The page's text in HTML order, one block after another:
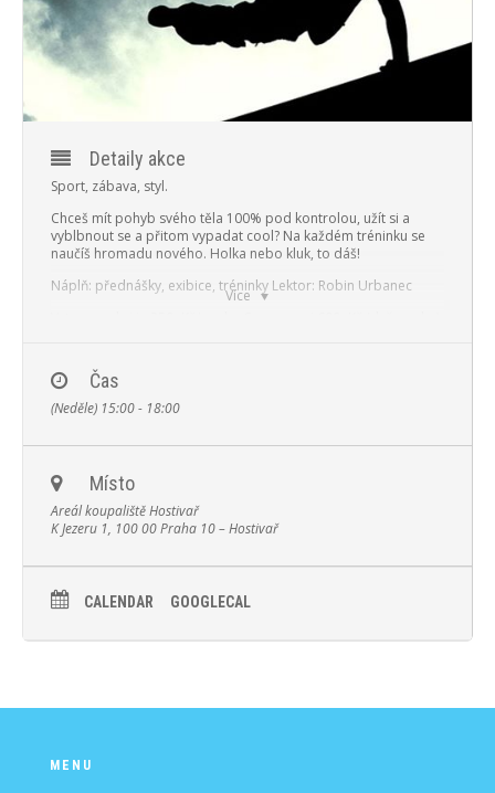
PROGRAM
NOVINKY
WEBKAMERA
Více
Detaily akce
Sport, zábava, styl.
Chceš mít pohyb svého těla 100% pod kontrolou, užít si a
vyblbnout se a přitom vypadat cool? Na každém tréninku se
naučíš hromadu nového. Holka nebo kluk, to dáš!
Náplň: přednášky, exibice, tréninky Lektor: Robin Urbanec
Animační programy: soutěže pro děti, lukostřelba, foukačka,
střelba z kuše, slack-line, bludiště.
Čas
(Neděle) 15:00 - 18:00
Místo
Areál koupaliště Hostivař
K Jezeru 1, 100 00 Praha 10 – Hostivař
CALENDAR GOOGLECAL
MENU